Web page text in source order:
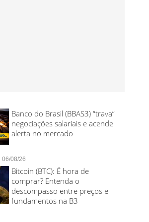
Banco do Brasil (BBAS3) “trava”
negociações salariais e acende
alerta no mercado
06/08/26
Bitcoin (BTC): É hora de
comprar? Entenda o
descompasso entre preços e
fundamentos na B3